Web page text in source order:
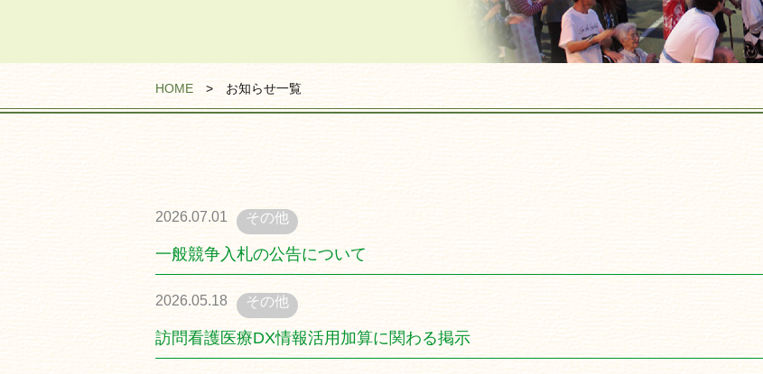
HOME > お知らせ一覧
2026.07.01 その他
一般競争入札の公告について
2026.05.18 その他
訪問看護医療DX情報活用加算に関わる掲示